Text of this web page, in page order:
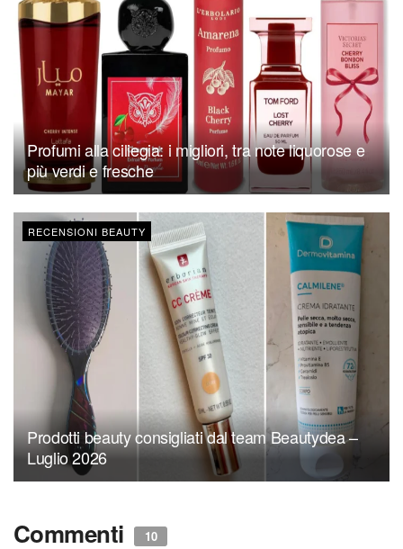
Profumi alla ciliegia: i migliori, tra note liquorose e
più verdi e fresche
RECENSIONI BEAUTY
Prodotti beauty consigliati dal team Beautydea –
Luglio 2026
Commenti 10